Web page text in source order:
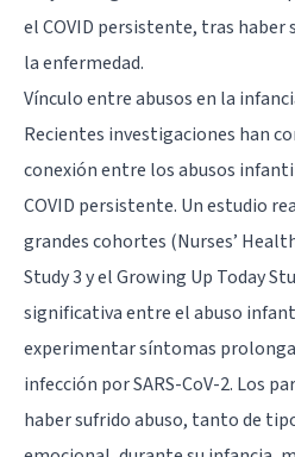
el COVID persistente, tras haber
la enfermedad.
Vínculo entre abusos en la
Recientes investigaciones han
conexión entre los abusos
COVID persistente. Un estudio
grandes cohortes (Nurses’
Study 3 y el Growing Up Today
significativa entre el abuso
experimentar síntomas
infección por SARS-CoV-2. Los
haber sufrido abuso, tanto de